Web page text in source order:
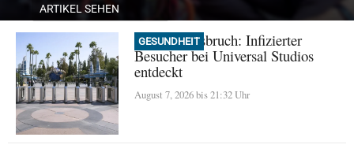
ARTIKEL SEHEN
GESUNDHEIT
Masern-Ausbruch: Infizierter
Besucher bei Universal Studios
entdeckt
August 7, 2026 bis 21:32 Uhr